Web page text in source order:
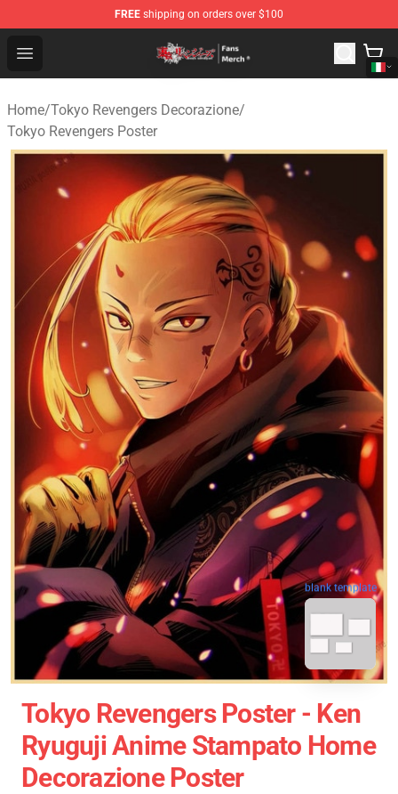
FREE shipping on orders over $100
Open menu
Tokyo Revengers Store - Official Tokyo Revengers
Home/Tokyo Revengers Decorazione/
Tokyo Revengers Poster
blank template
Tokyo Revengers Poster - Ken
Ryuguji Anime Stampato Home
Decorazione Poster